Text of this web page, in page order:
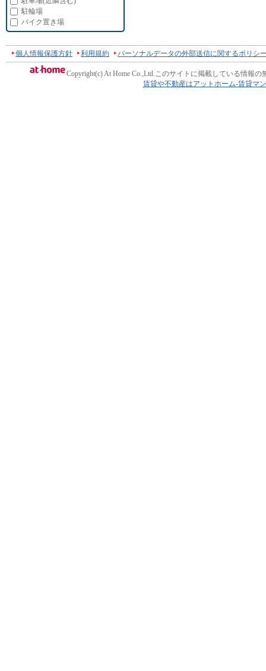
駐輪場
バイク置き場
個人情報保護方針 利用規約 パーソナルデータの外部送信に関するポリシ
Copyright(c) At Home Co.,Ltd.このサイトに掲載している情報の
賃貸や不動産はアットホーム-賃貸マ